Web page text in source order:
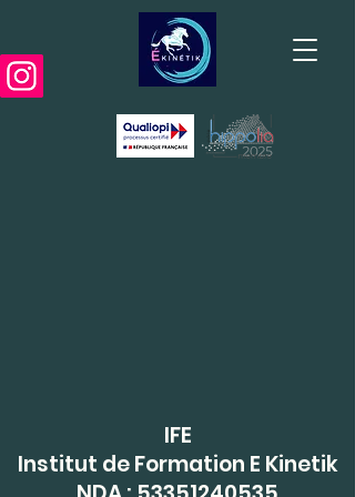
IFE
Institut de Formation E Kinetik